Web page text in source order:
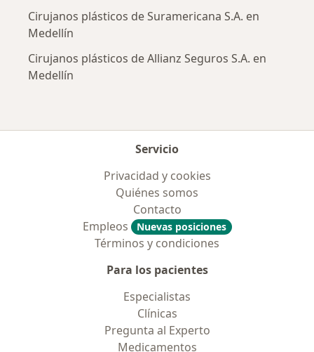
Cirujanos plásticos de Suramericana S.A. en
Medellín
Cirujanos plásticos de Allianz Seguros S.A. en
Medellín
Servicio
Privacidad y cookies
Quiénes somos
Contacto
Empleos
Nuevas posiciones
Términos y condiciones
Para los pacientes
Especialistas
Clínicas
Pregunta al Experto
Medicamentos